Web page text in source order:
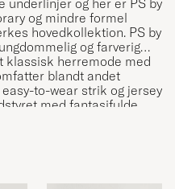
underlinjer og her er PS by
og mindre formel
hovedkollektion. PS by
og farverig
klassisk herremode med
blandt andet
to-wear strik og jersey
med fantasifulde
Smith striber samt